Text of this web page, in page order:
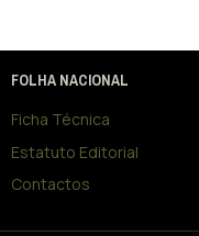
FOLHA NACIONAL
Ficha Técnica
Estatuto Editorial
Contactos